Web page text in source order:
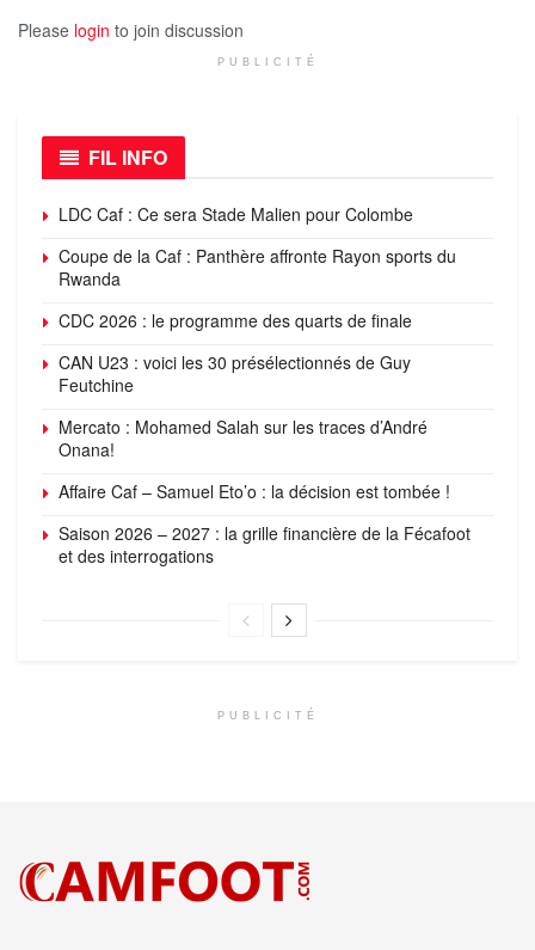
Please login to join discussion
PUBLICITÉ
FIL INFO
LDC Caf : Ce sera Stade Malien pour Colombe
Coupe de la Caf : Panthère affronte Rayon sports du
Rwanda
CDC 2026 : le programme des quarts de finale
CAN U23 : voici les 30 présélectionnés de Guy
Feutchine
Mercato : Mohamed Salah sur les traces d’André
Onana!
Affaire Caf – Samuel Eto’o : la décision est tombée !
Saison 2026 – 2027 : la grille financière de la Fécafoot
et des interrogations
PUBLICITÉ